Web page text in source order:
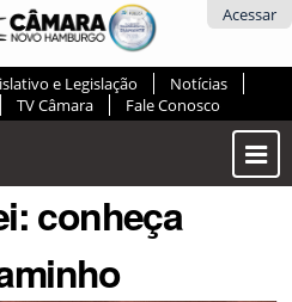
Acessar
e Legislação
Notícias
TV Câmara Fale Conosco
ou
conheça